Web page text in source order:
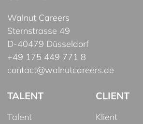
Walnut Careers
Sternstrasse 49
D-40479 Düsseldorf
+49 175 449 771 8
contact@walnutcareers.de
TALENT
Talent
CLIENT
Klient